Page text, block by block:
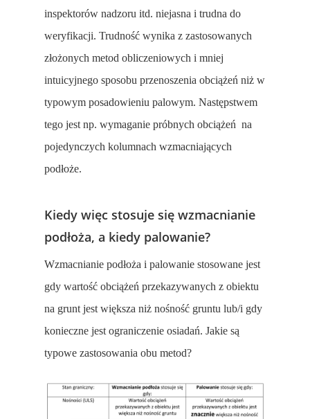
inspektorów nadzoru itd. niejasna i trudna do
weryfikacji. Trudność wynika z zastosowanych
złożonych metod obliczeniowych i mniej
intuicyjnego sposobu przenoszenia obciążeń niż w
typowym posadowieniu palowym. Następstwem
tego jest np. wymaganie próbnych obciążeń na
pojedynczych kolumnach wzmacniających
podłoże.
Kiedy więc stosuje się wzmacnianie
podłoża, a kiedy palowanie?
Wzmacnianie podłoża i palowanie stosowane jest
gdy wartość obciążeń przekazywanych z obiektu
na grunt jest większa niż nośność gruntu lub/i gdy
konieczne jest ograniczenie osiadań. Jakie są
typowe zastosowania obu metod?